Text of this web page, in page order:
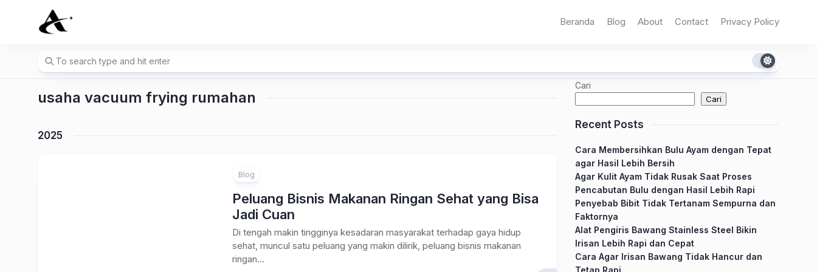
Beranda Blog About Contact Privacy Policy
usaha vacuum frying rumahan
2025
Blog
Peluang Bisnis Makanan Ringan Sehat yang Bisa
Jadi Cuan
Di tengah makin tingginya kesadaran masyarakat terhadap gaya hidup
sehat, muncul satu peluang yang makin dilirik, peluang bisnis makanan
ringan...
Cari
Cari
Recent Posts
Cara Membersihkan Bulu Ayam dengan Tepat
agar Hasil Lebih Bersih
Agar Kulit Ayam Tidak Rusak Saat Proses
Pencabutan Bulu dengan Hasil Lebih Rapi
Penyebab Bibit Tidak Tertanam Sempurna dan
Faktornya
Alat Pengiris Bawang Stainless Steel Bikin
Irisan Lebih Rapi dan Cepat
Cara Agar Irisan Bawang Tidak Hancur dan
Tetap Rapi